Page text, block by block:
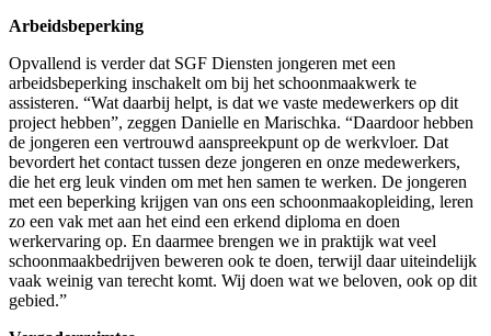
Arbeidsbeperking
Opvallend is verder dat SGF Diensten jongeren met een
arbeidsbeperking inschakelt om bij het schoonmaakwerk te
assisteren. “Wat daarbij helpt, is dat we vaste medewerkers op dit
project hebben”, zeggen Danielle en Marischka. “Daardoor hebben
de jongeren een vertrouwd aanspreekpunt op de werkvloer. Dat
bevordert het contact tussen deze jongeren en onze medewerkers,
die het erg leuk vinden om met hen samen te werken. De jongeren
met een beperking krijgen van ons een schoonmaakopleiding, leren
zo een vak met aan het eind een erkend diploma en doen
werkervaring op. En daarmee brengen we in praktijk wat veel
schoonmaakbedrijven beweren ook te doen, terwijl daar uiteindelijk
vaak weinig van terecht komt. Wij doen wat we beloven, ook op dit
gebied.”